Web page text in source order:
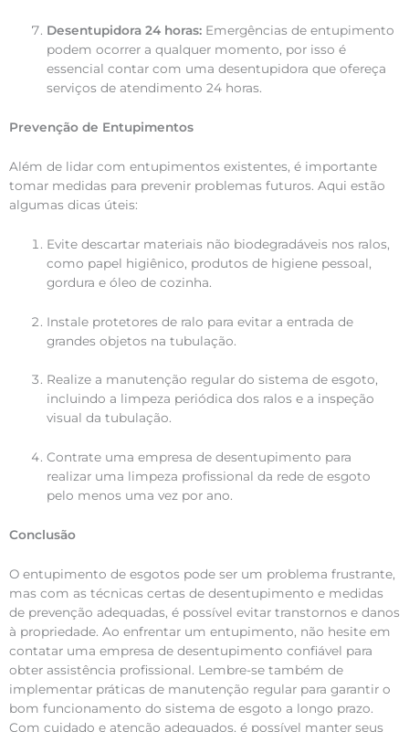
Desentupidora 24 horas: Emergências de entupimento
podem ocorrer a qualquer momento, por isso é
essencial contar com uma desentupidora que ofereça
serviços de atendimento 24 horas.
Prevenção de Entupimentos
Além de lidar com entupimentos existentes, é importante
tomar medidas para prevenir problemas futuros. Aqui estão
algumas dicas úteis:
Evite descartar materiais não biodegradáveis nos ralos,
como papel higiênico, produtos de higiene pessoal,
gordura e óleo de cozinha.
Instale protetores de ralo para evitar a entrada de
grandes objetos na tubulação.
Realize a manutenção regular do sistema de esgoto,
incluindo a limpeza periódica dos ralos e a inspeção
visual da tubulação.
Contrate uma empresa de desentupimento para
realizar uma limpeza profissional da rede de esgoto
pelo menos uma vez por ano.
Conclusão
O entupimento de esgotos pode ser um problema frustrante,
mas com as técnicas certas de desentupimento e medidas
de prevenção adequadas, é possível evitar transtornos e danos
à propriedade. Ao enfrentar um entupimento, não hesite em
contatar uma empresa de desentupimento confiável para
obter assistência profissional. Lembre-se também de
implementar práticas de manutenção regular para garantir o
bom funcionamento do sistema de esgoto a longo prazo.
Com cuidado e atenção adequados, é possível manter seus